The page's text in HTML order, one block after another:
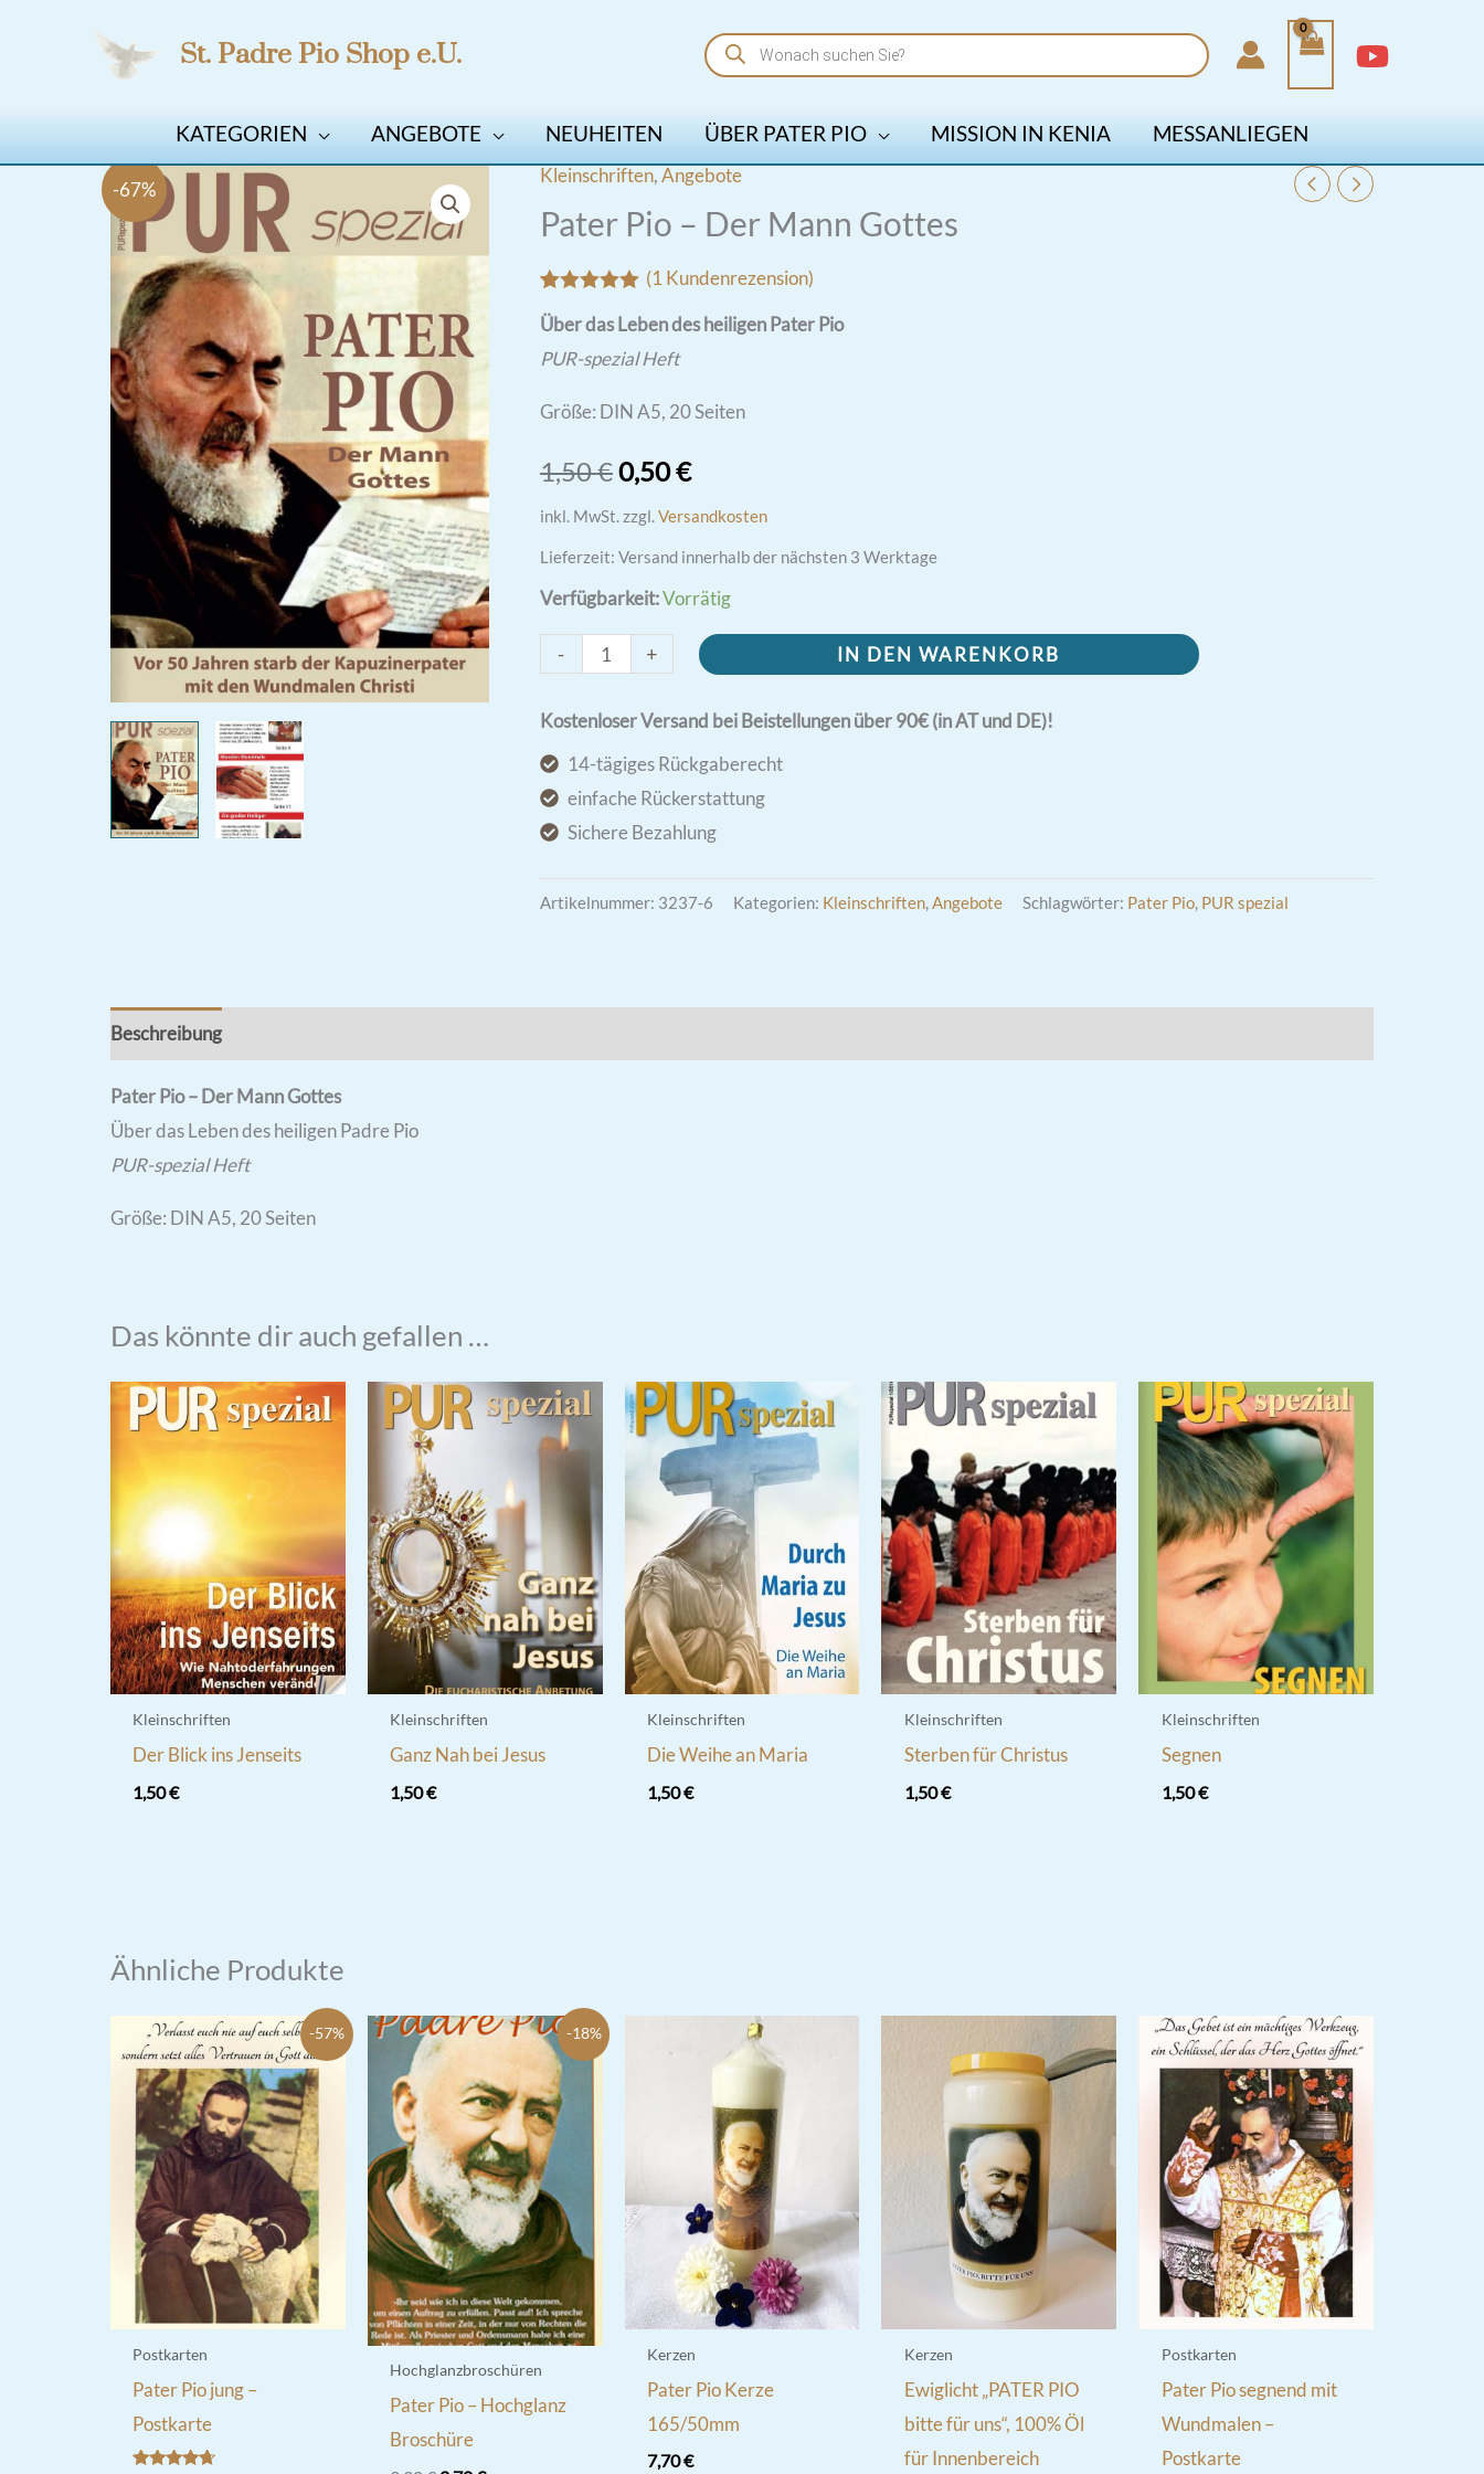
St. Padre Pio Shop e.U.
Products
search
KATEGORIEN ANGEBOTE NEUHEITEN ÜBER PATER PIO MISSION IN KENIA MESSANLIEGEN
-67%
Kleinschriften,Angebote
Pater Pio – Der Mann Gottes
5.00von 5,
auf
(1 Kundenrezension)
Über das Leben des heiligen Pater Pio
PUR-spezial Heft
Größe: DIN A5, 20 Seiten
1,50€Ursprünglicher
Preis
war:
1,50 €
0,50€Aktueller
Preis
ist:
0,50 €.
inkl. MwSt.zzgl.Versandkosten
Lieferzeit: Versand innerhalb der nächsten 3 Werktage
Verfügbarkeit:Vorrätig
-
Pater
-
Der
Mann
Gottes
+ IN DEN WARENKORB
Kostenloser Versand bei Beistellungen über 90€ (in AT und DE)!
14-tägiges Rückgaberecht
einfache Rückerstattung
Sichere Bezahlung
Artikelnummer: 3237-6 Kategorien: Kleinschriften,Angebote Schlagwörter: Pater Pio, PUR spezial
Beschreibung
Pater Pio – Der Mann Gottes
Über das Leben des heiligen Padre Pio
PUR-spezial Heft
Größe: DIN A5, 20 Seiten
Das könnte dir auch gefallen …
Kleinschriften
Der Blick ins Jenseits
1,50€
Kleinschriften
Ganz Nah bei Jesus
1,50€
Kleinschriften
Die Weihe an Maria
1,50€
Kleinschriften
Sterben für Christus
1,50€
Kleinschriften
Segnen
1,50€
Ähnliche Produkte
-57%
Postkarten
Pater Pio jung –
Postkarte
-18%
Hochglanzbroschüren
Pater Pio – Hochglanz
Broschüre
Kerzen
Pater Pio Kerze
165/50mm
7,70€
Kerzen
Ewiglicht „PATER PIO
bitte für uns“, 100% Öl
für Innenbereich
Postkarten
Pater Pio segnend mit
Wundmalen –
Postkarte